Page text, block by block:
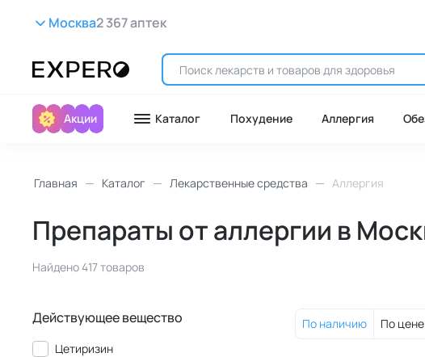
Москва2 367 аптек
Акции Каталог Похудение Аллергия
Главная Каталог Лекарственные средства Аллергия
Препараты от аллергии в
Найдено 417 товаров
Действующее вещество
Цетиризин
По наличию По цене